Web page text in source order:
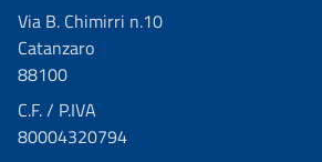
Via B. Chimirri n.10
Catanzaro
88100
C.F. / P.IVA
80004320794